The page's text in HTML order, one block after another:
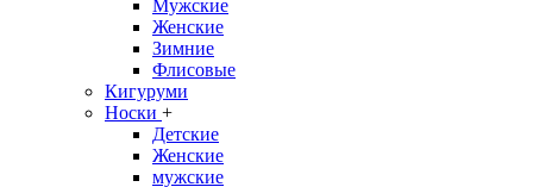
Мужские
Женские
Зимние
Флисовые
Кигуруми
Носки +
Детские
Женские
мужские